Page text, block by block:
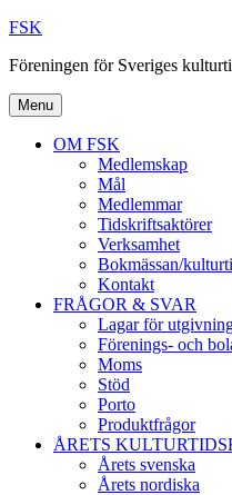
Skip
content
FSK
Föreningen för Sveriges
Menu
OM FSK
Medlemskap
Mål
Medlemmar
Tidskriftsaktörer
Verksamhet
Bokmässan/
Kontakt
FRÅGOR & SVAR
Lagar för
Förenings- och
Moms
Stöd
Porto
Produktfrågor
ÅRETS
Årets svenska
Årets nordiska